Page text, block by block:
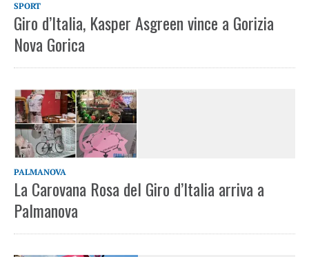
SPORT
Giro d’Italia, Kasper Asgreen vince a Gorizia
Nova Gorica
PALMANOVA
La Carovana Rosa del Giro d’Italia arriva a
Palmanova